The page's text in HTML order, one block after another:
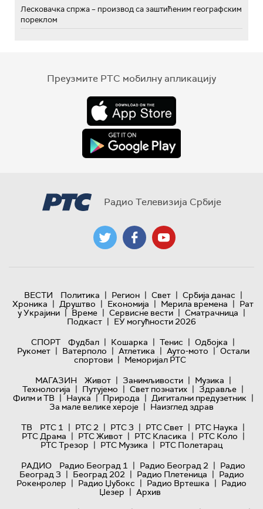
Лесковачка спржа – производ са заштићеним географским
пореклом
Преузмите РТС мобилну апликацију
Радио Телевизија Србије
ВЕСТИ Политика | Регион | Свет | Србија данас |
Хроника | Друштво | Економија | Мерила времена | Рат
у Украјини | Време | Сервисне вести | Сматрачница |
Подкаст | ЕУ могућности 2026
СПОРТ
Фудбал | Кошарка | Тенис | Одбојка |
Рукомет | Ватерполо | Атлетика | Ауто-мото | Остали
спортови | Меморијал РТС
МАГАЗИН
Живот | Занимљивости | Музика |
Технологијa | Путујемо | Свет познатих | Здравље |
Филм и ТВ | Наука | Природа | Дигитални предузетник |
За мале велике хероје | Наизглед здрав
ТВ
РТС 1 | РТС 2 | РТС 3 | РТС Свет | РТС Наука |
РТС Драма | РТС Живот | РТС Класика | РТС Коло |
РТС Трезор | РТС Музика | РТС Полетарац
РАДИО
Радио Београд 1 | Радио Београд 2 | Радио
Београд 3 | Београд 202 | Радио Плетеница | Радио
Рокенролер | Радио Џубокс | Радио Вртешка | Радио
Џезер | Архив